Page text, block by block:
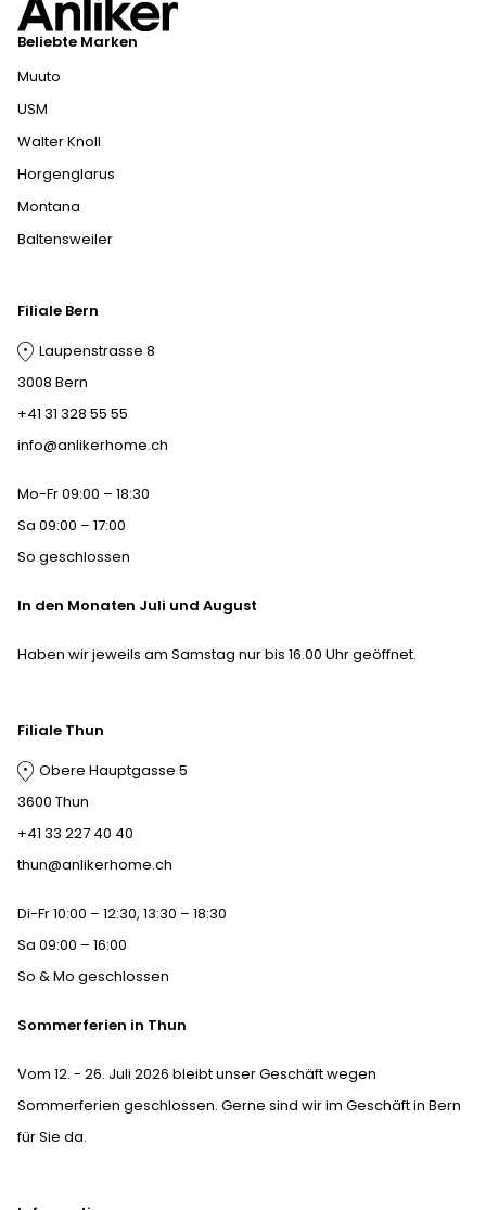
Beliebte Marken
Muuto
USM
Walter Knoll
Horgenglarus
Montana
Baltensweiler
Filiale Bern
Laupenstrasse 8
3008 Bern
+41 31 328 55 55
info@anlikerhome.ch
Mo-Fr 09:00 – 18:30
Sa 09:00 – 17:00
So geschlossen
In den Monaten Juli und August
Haben wir jeweils am Samstag nur bis 16.00 Uhr geöffnet.
Filiale Thun
Obere Hauptgasse 5
3600 Thun
+41 33 227 40 40
thun@anlikerhome.ch
Di-Fr 10:00 – 12:30, 13:30 – 18:30
Sa 09:00 – 16:00
So & Mo geschlossen
Sommerferien in Thun
Vom 12. - 26. Juli 2026 bleibt unser Geschäft wegen
Sommerferien geschlossen. Gerne sind wir im Geschäft in Bern
für Sie da.